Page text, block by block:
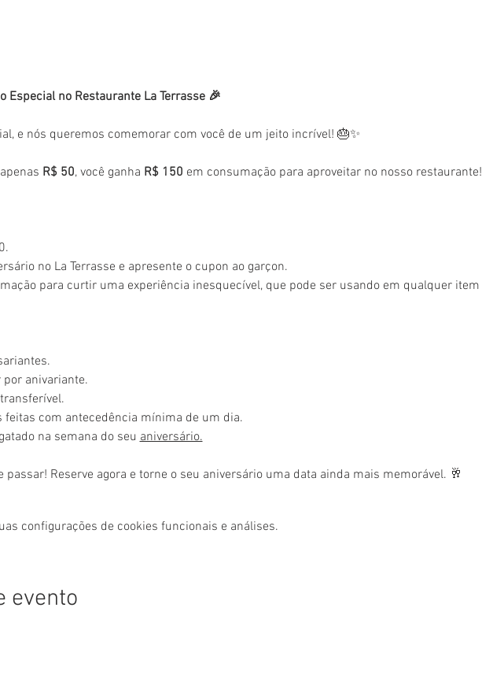
Especial no Restaurante La Terrasse 🎉
e nós queremos comemorar com você de um jeito incrível! 🎂✨
R$ 50, você ganha R$ 150 em consumação para aproveitar no nosso restaurante!
no La Terrasse e apresente o cupon ao garçon.
para curtir uma experiência inesquecível, que pode ser usando em qualquer item
anivariante.
feitas com antecedência mínima de um dia.
na semana do seu aniversário.
passar! Reserve agora e torne o seu aniversário uma data ainda mais memorável. 🥂
configurações de cookies funcionais e análises.
evento